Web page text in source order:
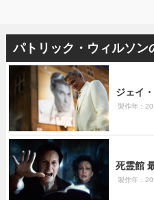
パトリック・ウィルソン
ジェイ
製作年：
死霊館
製作年：